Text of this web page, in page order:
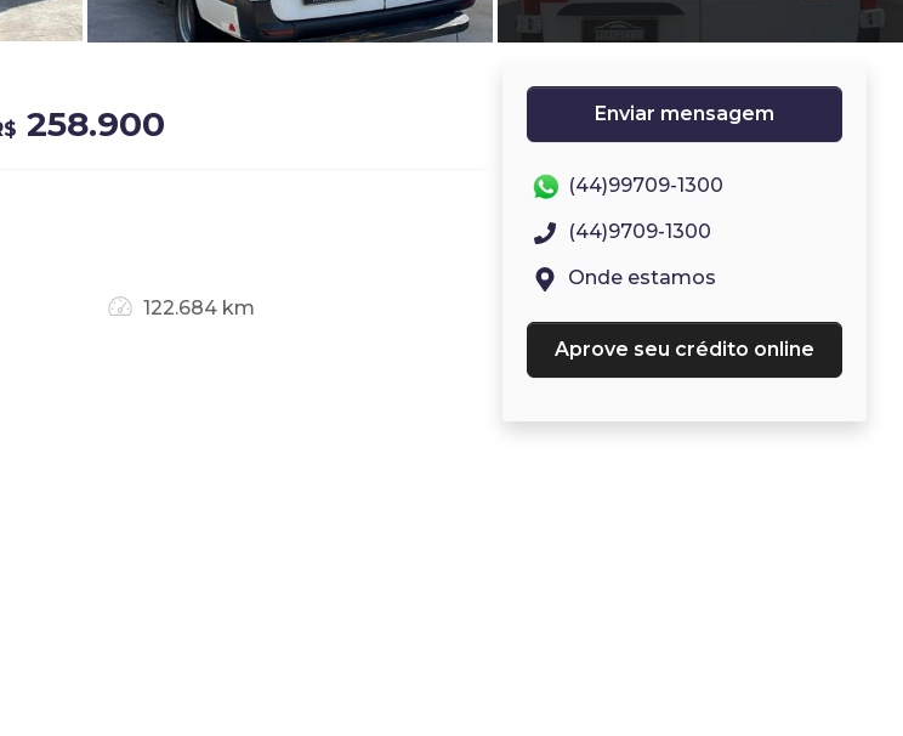
258.900
122.684 km
Enviar mensagem
(44)99709-1300
(44)9709-1300
Onde estamos
Aprove seu crédito online